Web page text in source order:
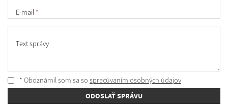
E-mail *
Text správy
* Oboznámil som sa so spracúvaním osobných údajov
ODOSLAŤ SPRÁVU